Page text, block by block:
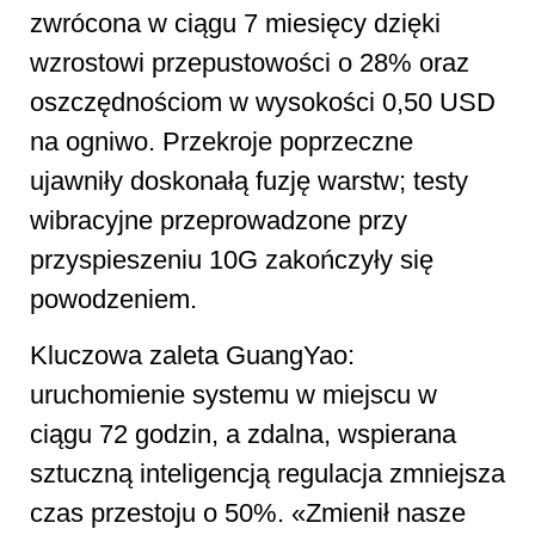
zwrócona w ciągu 7 miesięcy dzięki
wzrostowi przepustowości o 28% oraz
oszczędnościom w wysokości 0,50 USD
na ogniwo. Przekroje poprzeczne
ujawniły doskonałą fuzję warstw; testy
wibracyjne przeprowadzone przy
przyspieszeniu 10G zakończyły się
powodzeniem.
Kluczowa zaleta GuangYao:
uruchomienie systemu w miejscu w
ciągu 72 godzin, a zdalna, wspierana
sztuczną inteligencją regulacja zmniejsza
czas przestoju o 50%. «Zmienił nasze